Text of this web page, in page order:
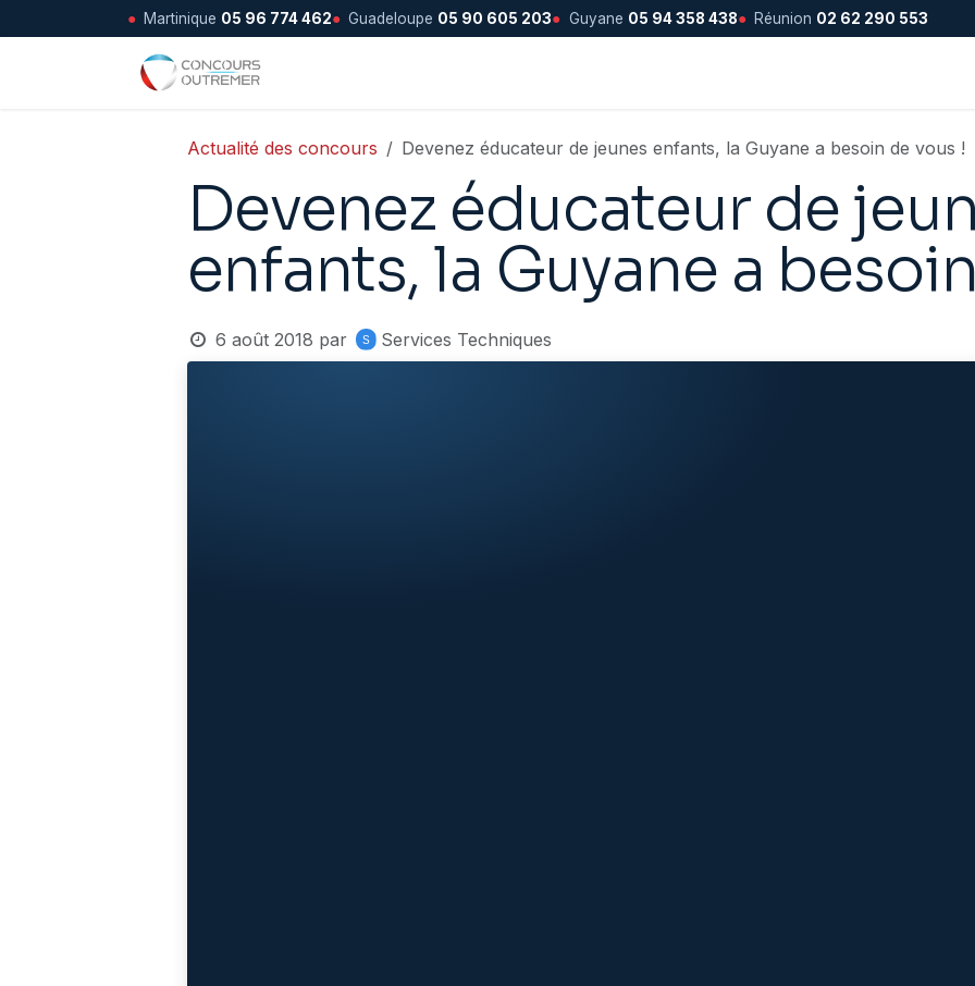
● Martinique 05 96 774 462● Guadeloupe 05 90 605 203● Guyane 05 94 358 438● Réunion 02 62 290 553
Se rendre au contenu
Actualité des concours Devenez éducateur de jeunes enfants, la Guyane a besoin de vous !
Devenez éducateur de
enfants, la Guyane a
6 août 2018 par Services Techniques